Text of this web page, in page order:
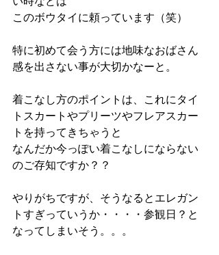
このボウタイに頼っています（笑）
特に初めて会う方には地味なおばさん
感を出さない事が大切かなーと。
着こなし方のポイントは、これにタイ
トスカートやプリーツやフレアスカー
トを持ってきちゃうと
なんだか今っぽい着こなしにならない
のご存知ですか？？
やりがちですが、そうなるとエレガン
トすぎっていうか・・・・参観日？と
なってしまいそう。。。